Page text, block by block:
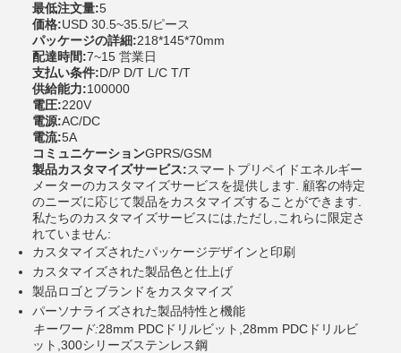
最低注文量:5
価格:USD 30.5~35.5/ピース
パッケージの詳細:218*145*70mm
配達時間:7~15 営業日
支払い条件:D/P D/T L/C T/T
供給能力:100000
電圧:220V
電源:AC/DC
電流:5A
コミュニケーションGPRS/GSM
製品カスタマイズサービス:スマートプリペイドエネルギー
メーターのカスタマイズサービスを提供します. 顧客の特定
のニーズに応じて製品をカスタマイズすることができます.
私たちのカスタマイズサービスには,ただし,これらに限定さ
れていません:
カスタマイズされたパッケージデザインと印刷
カスタマイズされた製品色と仕上げ
製品ロゴとブランドをカスタマイズ
パーソナライズされた製品特性と機能
キーワード:28mm PDCドリルビット,28mm PDCドリルビ
ット,300シリーズステンレス鋼